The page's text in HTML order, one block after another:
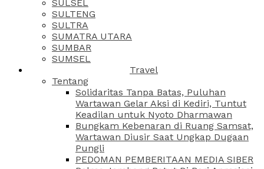
SULSEL
SULTENG
SULTRA
SUMATRA UTARA
SUMBAR
SUMSEL
Travel
Tentang
Solidaritas Tanpa Batas, Puluhan
Wartawan Gelar Aksi di Kediri, Tuntut
Keadilan untuk Nyoto Dharmawan
Bungkam Kebenaran di Ruang Samsat,
Wartawan Diusir Saat Ungkap Dugaan
Pungli
PEDOMAN PEMBERITAAN MEDIA SIBER